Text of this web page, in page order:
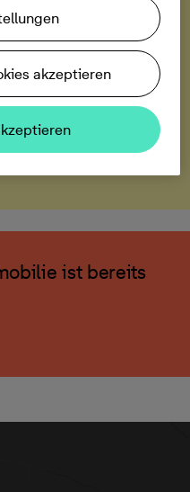
im
ist bereits
akzeptieren